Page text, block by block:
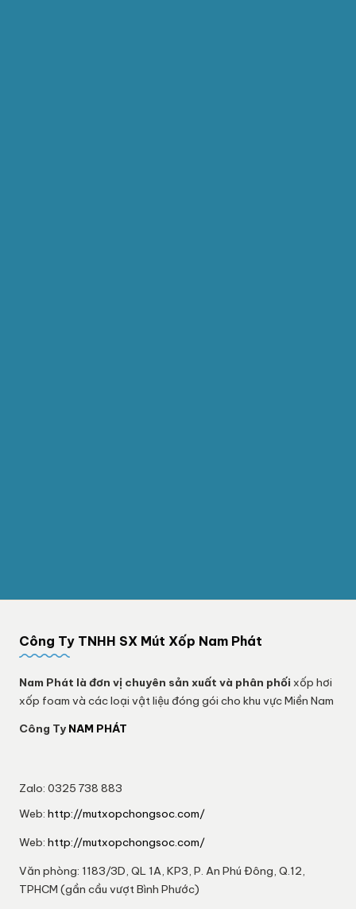
Công Ty TNHH SX Mút Xốp Nam Phát
Nam Phát là đơn vị chuyên sản xuất và phân phối xốp hơi
xốp foam và các loại vật liệu đóng gói cho khu vực Miền Nam
Công Ty NAM PHÁT
Zalo: 0325 738 883
Web: http://mutxopchongsoc.com/
Web: http://mutxopchongsoc.com/
Văn phòng: 1183/3D, QL 1A, KP3, P. An Phú Đông, Q.12,
TPHCM (gần cầu vượt Bình Phước)